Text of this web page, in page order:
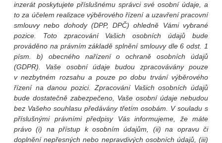
inzerát poskytujete příslušnému správci své osobní údaje, a
to za účelem realizace výběrového řízení a uzavření pracovní
smlouvy nebo dohody (DPP, DPČ) ohledně Vámi vybrané
pozice. Toto zpracování Vašich osobních údajů bude
prováděno na právním základě splnění smlouvy dle 6 odst. 1
písm. b) obecného nařízení o ochraně osobních údajů
(GDPR). Vaše osobní údaje budou zpracovávány pouze
v nezbytném rozsahu a pouze po dobu trvání výběrového
řízení na danou pozici. Zpracování Vašich osobních údajů
bude dostatečně zabezpečeno, Vaše osobní údaje nebudou
bez Vašeho souhlasu předávány třetím osobám. V souladu s
příslušnými právními předpisy Vás informujeme, že máte
právo (i) na přístup k osobním údajům, (ii) na opravu či
doplnění nepřesných nebo nepravdivých osobních údajů, (iii)